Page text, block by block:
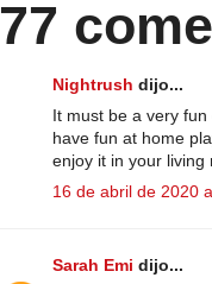
77
Nightrush dijo...
It must be a very
have fun at home
enjoy it in your living
16 de abril de 2020
Sarah Emi dijo...